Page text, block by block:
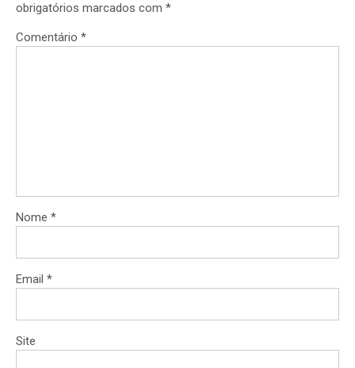
obrigatórios marcados com *
Comentário *
Nome *
Email *
Site